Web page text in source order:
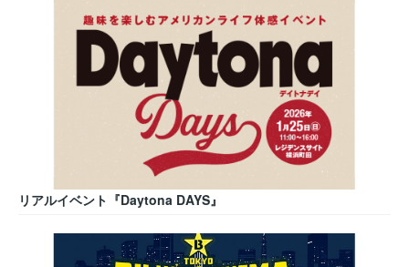
リアルイベント『Daytona DAYS』